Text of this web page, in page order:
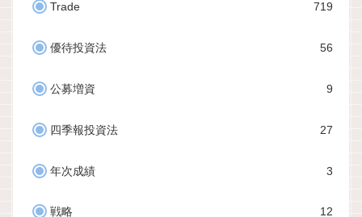
Trade 719
優待投資法 56
公募増資 9
四季報投資法 27
年次成績 3
戦略 12